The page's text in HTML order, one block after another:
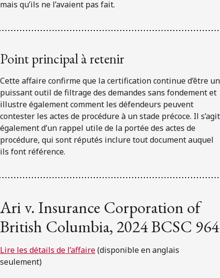
mais qu’ils ne l’avaient pas fait.
Point principal à retenir
Cette affaire confirme que la certification continue d’être un
puissant outil de filtrage des demandes sans fondement et
illustre également comment les défendeurs peuvent
contester les actes de procédure à un stade précoce. Il s’agit
également d’un rappel utile de la portée des actes de
procédure, qui sont réputés inclure tout document auquel
ils font référence.
Ari v. Insurance Corporation of
British Columbia, 2024 BCSC 964
Lire les détails de l’affaire(disponible en anglais
seulement)